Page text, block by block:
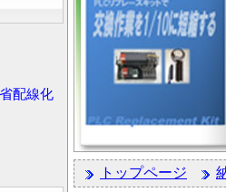
配線化
トップページ